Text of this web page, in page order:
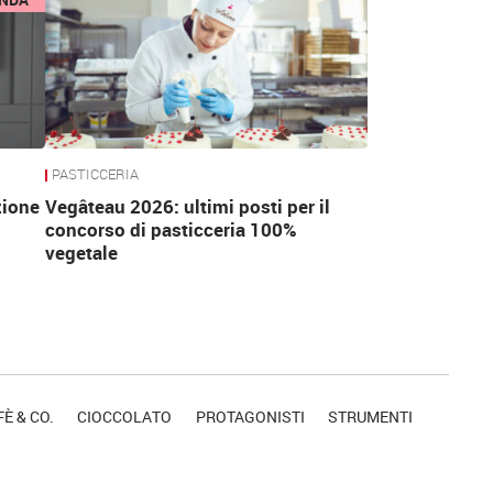
PASTICCERIA
Vegâteau 2026: ultimi posti per il
concorso di pasticceria 100%
vegetale
& CO. CIOCCOLATO PROTAGONISTI STRUMENTI